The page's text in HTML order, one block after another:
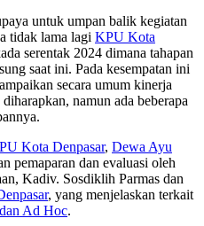
untuk umpan balik kegiatan
tidak lama lagi KPU Kota
serentak 2024 dimana tahapan
saat ini. Pada kesempatan ini
secara umum kinerja
namun ada beberapa
Kota Denpasar, Dewa Ayu
pemaparan dan evaluasi oleh
Kadiv. Sosdiklih Parmas dan
, yang menjelaskan terkait
Ad Hoc.